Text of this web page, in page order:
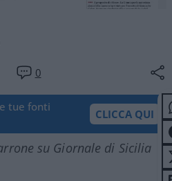
0
tue fonti
CLICCA QUI
su Giornale di Sicilia